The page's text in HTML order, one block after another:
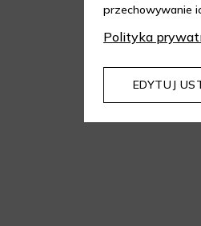
przechowywanie
Polityka
EDYTUJ